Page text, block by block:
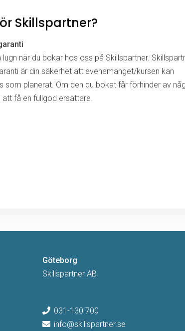
Skillspartner?
lugn när du bokar hos oss på Skillspartner.
är din säkerhet att evenemanget/kursen kan
som planerat. Om den du bokat får förhinder av
få en fullgod ersättare.
Göteborg
Skillspartner AB
031-130 700
info@skillspartner.se